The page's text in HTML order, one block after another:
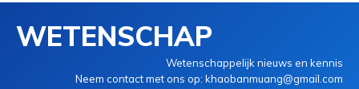
WETENSCHAP
Wetenschappelijk nieuws en kennis
Neem contact met ons op: khaobanmuang@gmail.com